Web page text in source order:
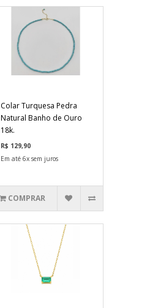
Colar Turquesa Pedra
Natural Banho de Ouro
18k.
R$ 129,90
Em até 6x sem juros
COMPRAR